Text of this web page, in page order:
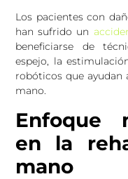
Los pacientes con
han sufrido un
beneficiarse de
espejo, la
robóticos que ayudan
mano.
Enfoque
en la
mano